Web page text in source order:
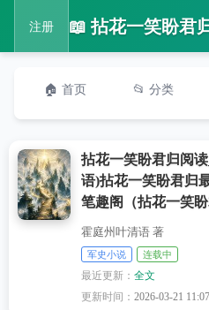
注册
🏠 首页 📂 分类
拈花一笑盼君归阅
语)拈花一笑盼君归
笔趣阁（拈花一笑盼
霍庭州叶清语 著
军史小说 连载中
最近更新：全文
更新时间：2026-03-21